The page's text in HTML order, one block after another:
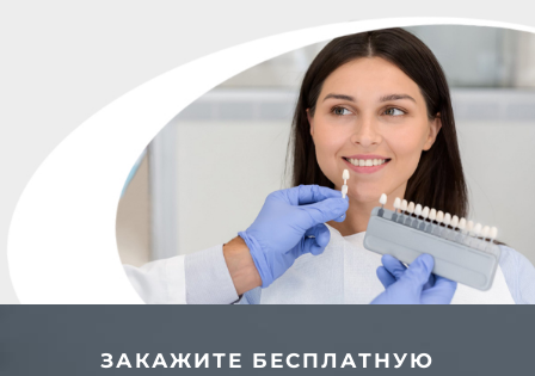
ЗАКАЖИТЕ БЕСПЛАТНУЮ